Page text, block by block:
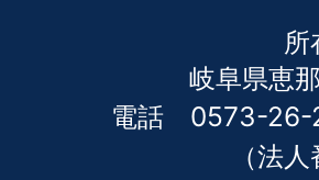
岐阜県恵
電話 0573-26-
（法